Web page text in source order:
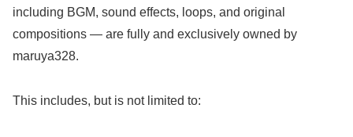
including BGM, sound effects, loops, and original
compositions — are fully and exclusively owned by
maruya328.
This includes, but is not limited to: